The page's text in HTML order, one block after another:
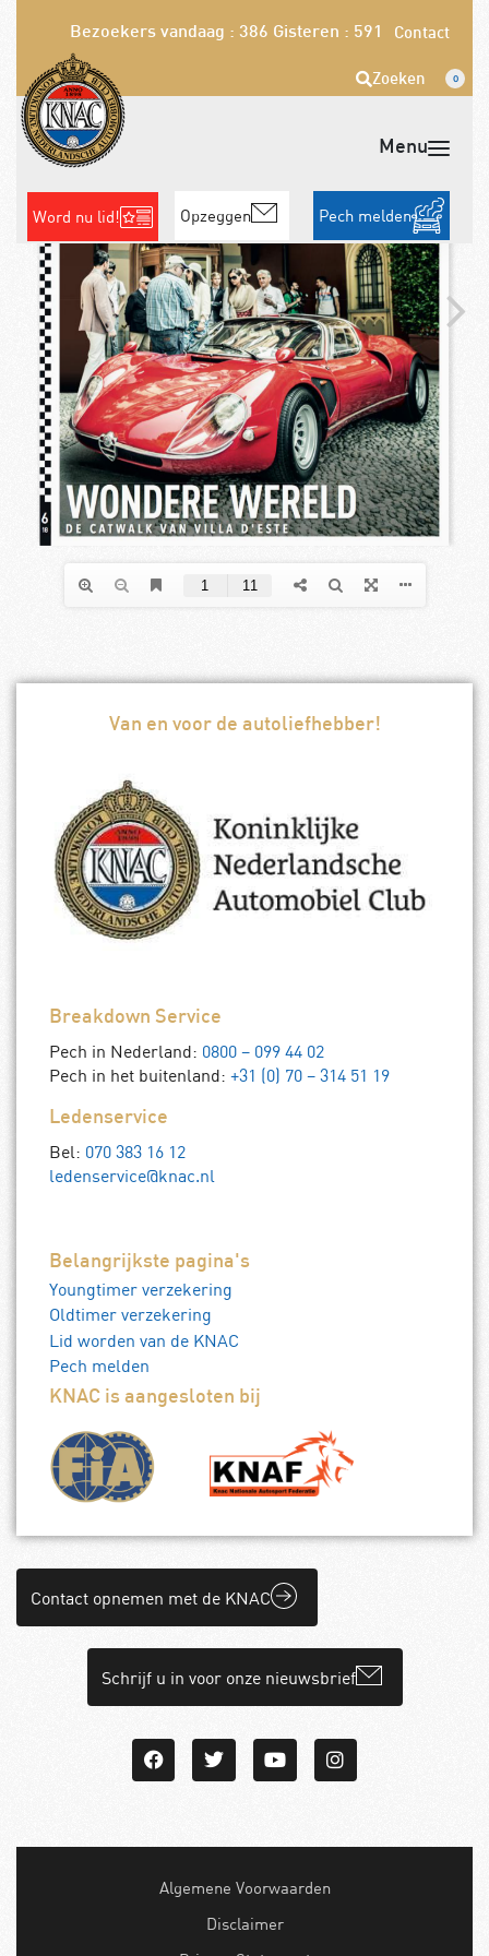
Bezoekers vandaag : 386 Gisteren : 591 Contact
Zoeken 0
Word nu lid! Opzeggen Pech melden
Van en voor de autoliefhebber!
Breakdown Service
Pech in Nederland: 0800 – 099 44 02
Pech in het buitenland: +31 (0) 70 – 314 51 19
Ledenservice
Bel: 070 383 16 12
ledenservice@knac.nl
Belangrijkste pagina's
Youngtimer verzekering
Oldtimer verzekering
Lid worden van de KNAC
Pech melden
KNAC is aangesloten bij
Contact opnemen met de KNAC
Schrijf u in voor onze nieuwsbrief
Algemene Voorwaarden
Disclaimer